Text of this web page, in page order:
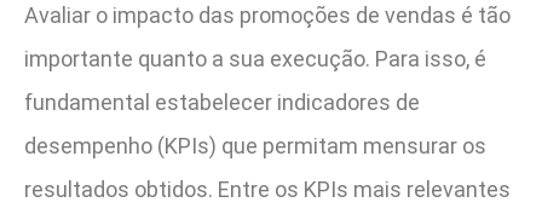
Avaliar o impacto das promoções de vendas é tão
importante quanto a sua execução. Para isso, é
fundamental estabelecer indicadores de
desempenho (KPIs) que permitam mensurar os
resultados obtidos. Entre os KPIs mais relevantes